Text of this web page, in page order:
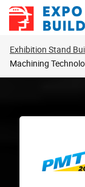
Перейти
Exhibition Stand
Machining